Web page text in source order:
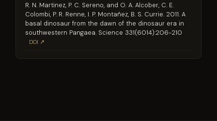
R. N. Martinez, P. C. Sereno, and O. A. Alcober, C. E.
Colombi, P. R. Renne, I. P. Montañez, B. S. Currie. 2011. A
basal dinosaur from the dawn of the dinosaur era in
southwestern Pangaea. Science 331(6014):206-210
DOI ↗